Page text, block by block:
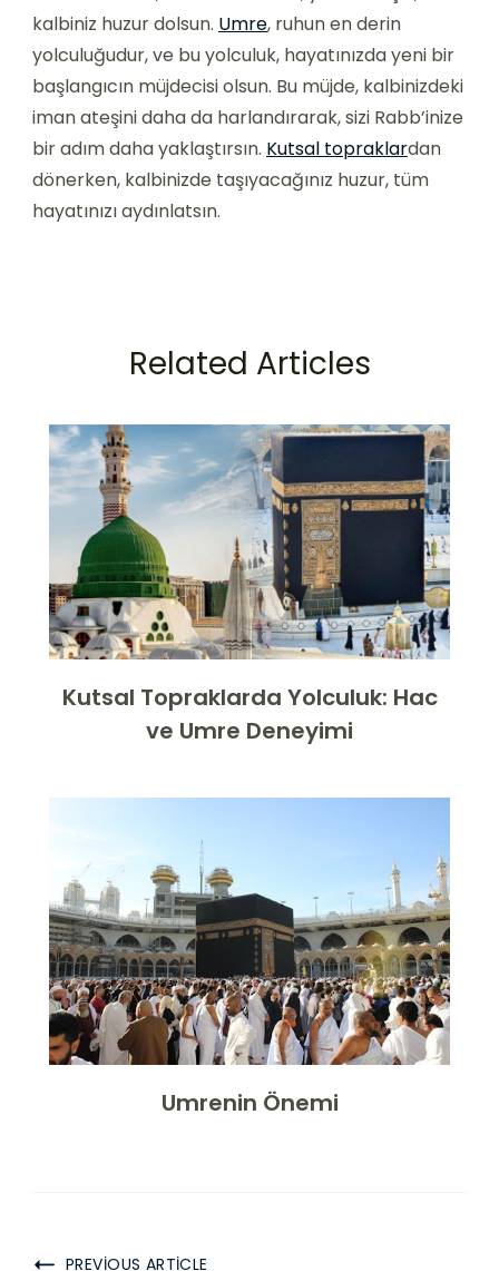
kalbiniz huzur dolsun. Umre, ruhun en derin
yolculuğudur, ve bu yolculuk, hayatınızda yeni bir
başlangıcın müjdecisi olsun. Bu müjde, kalbinizdeki
iman ateşini daha da harlandırarak, sizi Rabb’inize
bir adım daha yaklaştırsın. Kutsal topraklardan
dönerken, kalbinizde taşıyacağınız huzur, tüm
hayatınızı aydınlatsın.
Related Articles
Kutsal Topraklarda Yolculuk: Hac
ve Umre Deneyimi
Umrenin Önemi
PREVIOUS ARTICLE